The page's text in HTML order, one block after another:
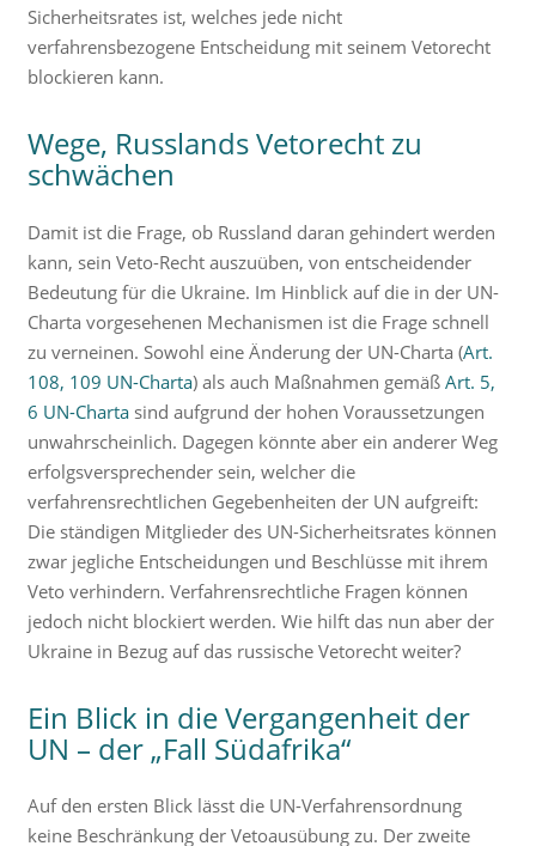
Sicherheitsrates ist, welches jede nicht
verfahrensbezogene Entscheidung mit seinem Vetorecht
blockieren kann.
Wege, Russlands Vetorecht zu
schwächen
Damit ist die Frage, ob Russland daran gehindert werden
kann, sein Veto-Recht auszuüben, von entscheidender
Bedeutung für die Ukraine. Im Hinblick auf die in der UN-
Charta vorgesehenen Mechanismen ist die Frage schnell
zu verneinen. Sowohl eine Änderung der UN-Charta (Art.
108, 109 UN-Charta) als auch Maßnahmen gemäß Art. 5,
6 UN-Chartasind aufgrund der hohen Voraussetzungen
unwahrscheinlich. Dagegen könnte aber ein anderer Weg
erfolgsversprechender sein, welcher die
verfahrensrechtlichen Gegebenheiten der UN aufgreift:
Die ständigen Mitglieder des UN-Sicherheitsrates können
zwar jegliche Entscheidungen und Beschlüsse mit ihrem
Veto verhindern. Verfahrensrechtliche Fragen können
jedoch nicht blockiert werden. Wie hilft das nun aber der
Ukraine in Bezug auf das russische Vetorecht weiter?
Ein Blick in die Vergangenheit der
UN – der „Fall Südafrika“
Auf den ersten Blick lässt die UN-Verfahrensordnung
keine Beschränkung der Vetoausübung zu. Der zweite